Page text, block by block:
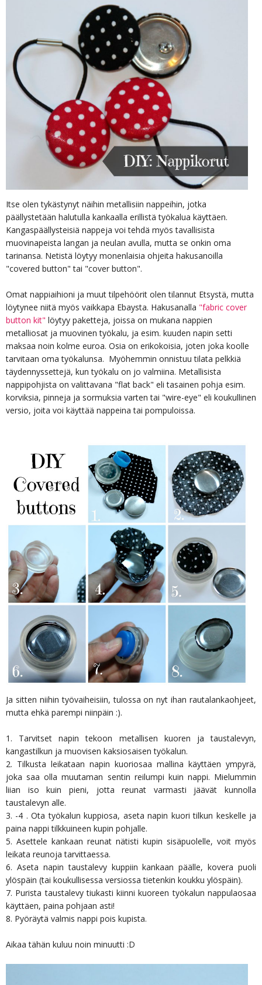
Itse olen tykästynyt näihin metallisiin nappeihin, jotka
päällystetään halutulla kankaalla erillistä työkalua käyttäen.
Kangaspäällysteisiä nappeja voi tehdä myös tavallisista
muovinapeista langan ja neulan avulla, mutta se onkin oma
tarinansa. Netistä löytyy monenlaisia ohjeita hakusanoilla
"covered button" tai "cover button".
Omat nappiaihioni ja muut tilpehöörit olen tilannut Etsystä, mutta
löytynee niitä myös vaikkapa Ebaysta. Hakusanalla "fabric cover
button kit" löytyy paketteja, joissa on mukana nappien
metalliosat ja muovinen työkalu, ja esim. kuuden napin setti
maksaa noin kolme euroa. Osia on erikokoisia, joten joka koolle
tarvitaan oma työkalunsa. Myöhemmin onnistuu tilata pelkkiä
täydennyssettejä, kun työkalu on jo valmiina. Metallisista
nappipohjista on valittavana "flat back" eli tasainen pohja esim.
korviksia, pinneja ja sormuksia varten tai "wire-eye" eli koukullinen
versio, joita voi käyttää nappeina tai pompuloissa.
Ja sitten niihin työvaiheisiin, tulossa on nyt ihan rautalankaohjeet,
mutta ehkä parempi niinpäin :).
1. Tarvitset napin tekoon metallisen kuoren ja taustalevyn,
kangastilkun ja muovisen kaksiosaisen työkalun.
2. Tilkusta leikataan napin kuoriosaa mallina käyttäen ympyrä,
joka saa olla muutaman sentin reilumpi kuin nappi. Mielummin
liian iso kuin pieni, jotta reunat varmasti jäävät kunnolla
taustalevyn alle.
3. -4 . Ota työkalun kuppiosa, aseta napin kuori tilkun keskelle ja
paina nappi tilkkuineen kupin pohjalle.
5. Asettele kankaan reunat nätisti kupin sisäpuolelle, voit myös
leikata reunoja tarvittaessa.
6. Aseta napin taustalevy kuppiin kankaan päälle, kovera puoli
ylöspäin (tai koukullisessa versiossa tietenkin koukku ylöspäin).
7. Purista taustalevy tiukasti kiinni kuoreen työkalun nappulaosaa
käyttäen, paina pohjaan asti!
8. Pyöräytä valmis nappi pois kupista.
Aikaa tähän kuluu noin minuutti :D